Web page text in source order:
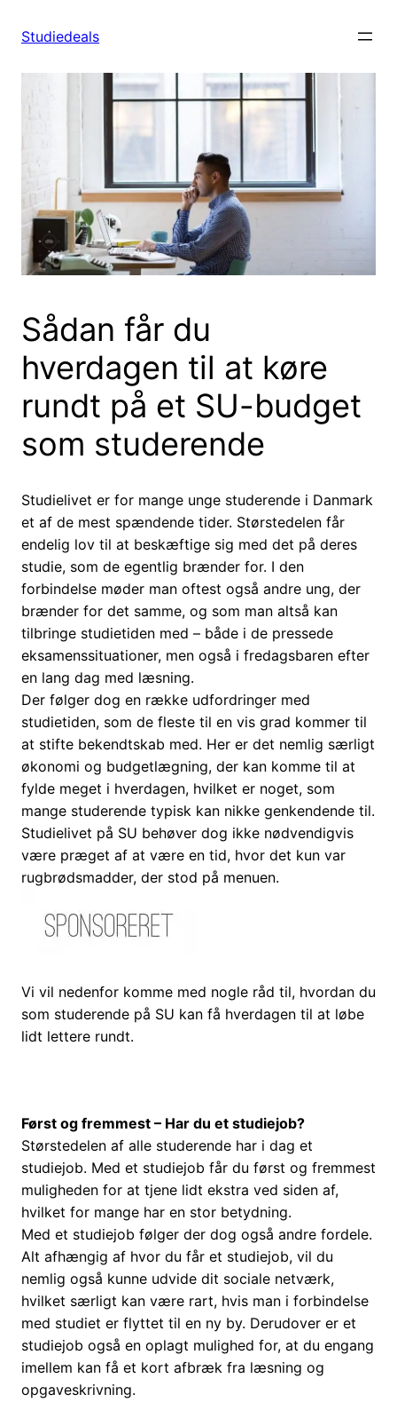
Studiedeals
Sådan får du
hverdagen til at køre
rundt på et SU-budget
som studerende
Studielivet er for mange unge studerende i Danmark
et af de mest spændende tider. Størstedelen får
endelig lov til at beskæftige sig med det på deres
studie, som de egentlig brænder for. I den
forbindelse møder man oftest også andre ung, der
brænder for det samme, og som man altså kan
tilbringe studietiden med – både i de pressede
eksamenssituationer, men også i fredagsbaren efter
en lang dag med læsning.
Der følger dog en række udfordringer med
studietiden, som de fleste til en vis grad kommer til
at stifte bekendtskab med. Her er det nemlig særligt
økonomi og budgetlægning, der kan komme til at
fylde meget i hverdagen, hvilket er noget, som
mange studerende typisk kan nikke genkendende til.
Studielivet på SU behøver dog ikke nødvendigvis
være præget af at være en tid, hvor det kun var
rugbrødsmadder, der stod på menuen.
Vi vil nedenfor komme med nogle råd til, hvordan du
som studerende på SU kan få hverdagen til at løbe
lidt lettere rundt.
Først og fremmest – Har du et studiejob?
Størstedelen af alle studerende har i dag et
studiejob. Med et studiejob får du først og fremmest
muligheden for at tjene lidt ekstra ved siden af,
hvilket for mange har en stor betydning.
Med et studiejob følger der dog også andre fordele.
Alt afhængig af hvor du får et studiejob, vil du
nemlig også kunne udvide dit sociale netværk,
hvilket særligt kan være rart, hvis man i forbindelse
med studiet er flyttet til en ny by. Derudover er et
studiejob også en oplagt mulighed for, at du engang
imellem kan få et kort afbræk fra læsning og
opgaveskrivning.